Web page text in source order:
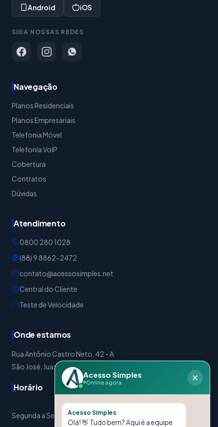
Android iOS
SIGA NOSSAS REDES
Navegação
Planos Residenciais
Planos Empresariais
Telefonia Móvel
Telefonia VoIP
Cobertura
Contratos
Dúvidas
Atendimento
0800 280 1028
(88) 9 8862-2472
contato@acessosimples.net
Central do Cliente
Teste de Velocidade
Onde estamos
Rua Antônio Castro Neto, 42 - A
São José, Juazeiro do Norte - CE | CEP: 63024-310
Horário
Segunda a Sexta: 08:00 às 17:30 Sábados: 08:00 às 12:00
Acesso Simples
Online agora
Acesso Simples
Olá! 👋 Tudo bem? Aqui é a equipe